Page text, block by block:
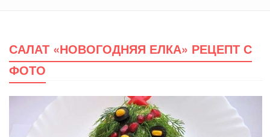
САЛАТ «НОВОГОДНЯЯ ЕЛКА» РЕЦЕПТ С
ФОТО